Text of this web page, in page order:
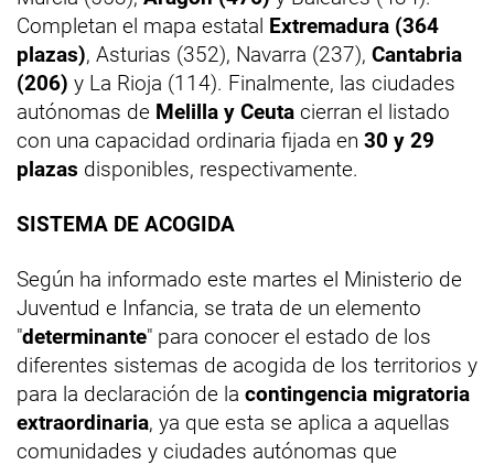
Completan el mapa estatal Extremadura (364
plazas), Asturias (352), Navarra (237), Cantabria
(206) y La Rioja (114). Finalmente, las ciudades
autónomas de Melilla y Ceuta cierran el listado
con una capacidad ordinaria fijada en 30 y 29
plazas disponibles, respectivamente.
SISTEMA DE ACOGIDA
Según ha informado este martes el Ministerio de
Juventud e Infancia, se trata de un elemento
"determinante" para conocer el estado de los
diferentes sistemas de acogida de los territorios y
para la declaración de la contingencia migratoria
extraordinaria, ya que esta se aplica a aquellas
comunidades y ciudades autónomas que